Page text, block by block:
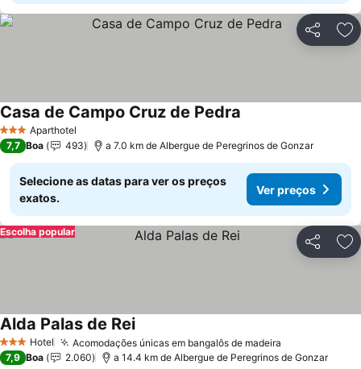
Partilhar
3 EstrelasAparthotel
Casa de Campo Cruz de Pedra
7,7 Boa 493 a 7.0 km de Albergue de Peregrinos de Gonzar
Selecione as datas para ver os preços
exatos.
Ver preços
Partilhar
Escolha popular
3 EstrelasHotel Acomodações únicas em bangalôs de madeira
Alda Palas de ReiVer preços
7,9 Boa 2.060 a 14.4 km de Albergue de Peregrinos de Gonzar